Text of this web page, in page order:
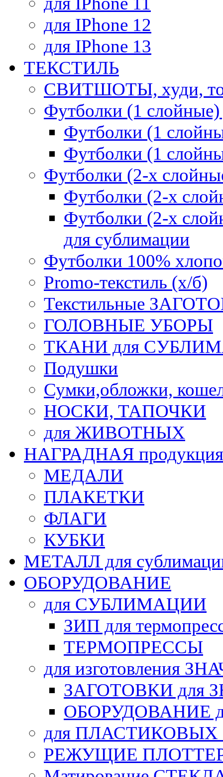
для IPhone 12
для IPhone 13
ТЕКСТИЛЬ
СВИТШОТЫ, худи,
Футболки (1
Футболки (1
Футболки (1
Футболки (2-х
Футболки (2-х
Футболки (2-х
для сублимации
Футболки 100%
Promo-текстиль (х/б)
Текстильные
ГОЛОВНЫЕ УБОРЫ
ТКАНИ для
Подушки
Сумки,обложки,
НОСКИ, ТАПОЧКИ
для ЖИВОТНЫХ
НАГРАДНАЯ продукция
МЕДАЛИ
ПЛАКЕТКИ
ФЛАГИ
КУБКИ
МЕТАЛЛ для
ОБОРУДОВАНИЕ
для СУБЛИМАЦИИ
ЗИП для
ТЕРМОПРЕССЫ
для изготовления
ЗАГОТОВКИ для
ОБОРУДОВАНИЕ
для ПЛАСТИКОВЫХ
РЕЖУЩИЕ